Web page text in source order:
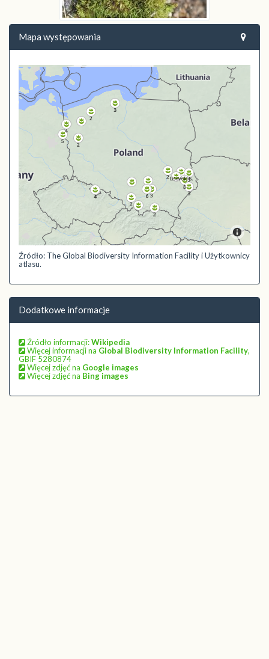
Mapa występowania
Źródło: The Global Biodiversity Information Facility i Użytkownicy
atlasu.
Dodatkowe informacje
Źródło informacji:Wikipedia
Więcej informacji na Global Biodiversity Information Facility,
GBIF 5280874
Więcej zdjęć na Google images
Więcej zdjęć na Bing images